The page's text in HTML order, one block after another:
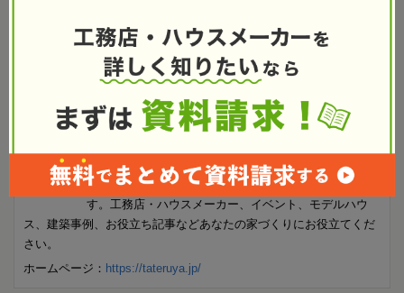
無料でパンフレットをもらう
一括資料請求
タテルヤ編集部は、これから長崎で家を建てようと考え
ている人のために家づくり情報を収集し紹介していま
す。工務店・ハウスメーカー、イベント、モデルハウ
ス、建築事例、お役立ち記事などあなたの家づくりにお役立てくだ
さい。
ホームページ： https://tateruya.jp/